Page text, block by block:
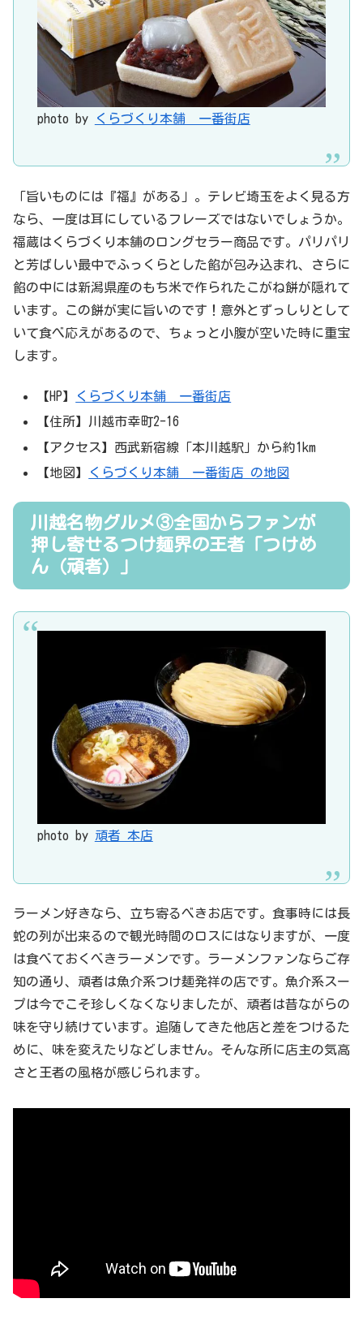
photo by くらづくり本舗 一番街店
「旨いものには『福』がある」。テレビ埼玉をよく見る方
なら、一度は耳にしているフレーズではないでしょうか。
福蔵はくらづくり本舗のロングセラー商品です。パリパリ
と芳ばしい最中でふっくらとした餡が包み込まれ、さらに
餡の中には新潟県産のもち米で作られたこがね餅が隠れて
います。この餅が実に旨いのです！意外とずっしりとして
いて食べ応えがあるので、ちょっと小腹が空いた時に重宝
します。
【HP】
くらづくり本舗 一番街店
【住所】川越市幸町2-16
【アクセス】西武新宿線「本川越駅」から約1km
【地図】
くらづくり本舗 一番街店 の地図
川越名物グルメ③全国からファンが
押し寄せるつけ麺界の王者「つけめ
ん（頑者）」
photo by 頑者 本店
ラーメン好きなら、立ち寄るべきお店です。食事時には長
蛇の列が出来るので観光時間のロスにはなりますが、一度
は食べておくべきラーメンです。ラーメンファンならご存
知の通り、頑者は魚介系つけ麺発祥の店です。魚介系スー
プは今でこそ珍しくなくなりましたが、頑者は昔ながらの
味を守り続けています。追随してきた他店と差をつけるた
めに、味を変えたりなどしません。そんな所に店主の気高
さと王者の風格が感じられます。